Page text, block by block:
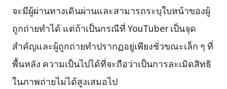
จะมีผู้ผ่านทางเดินผ่านและสามารถระบุใบหน้าของผู้
ถูกถ่ายทำได้ แต่ถ้าเป็นกรณีที่ YouTuber เป็นจุด
สำคัญและผู้ถูกถ่ายทำปรากฏอยู่เพียงชั่วขณะเล็ก ๆ ที่
พื้นหลัง ความเป็นไปได้ที่จะถือว่าเป็นการละเมิดสิทธิ
ในภาพถ่ายไม่ได้สูงเสมอไป